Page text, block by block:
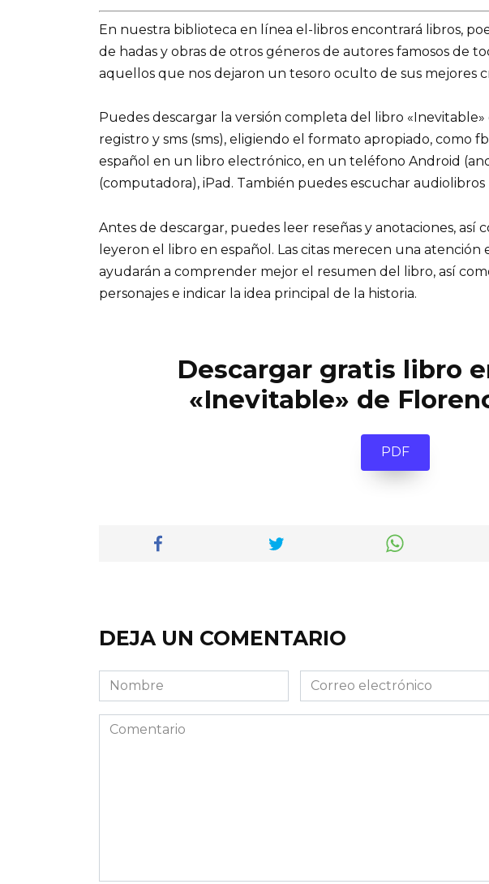
En nuestra biblioteca en línea el-libros encontrará libros,
de hadas y obras de otros géneros de autores famosos de
aquellos que nos dejaron un tesoro oculto de sus mejores
Puedes descargar la versión completa del libro «Inevitable»
registro y sms (sms), eligiendo el formato apropiado, como
español en un libro electrónico, en un teléfono Android
(computadora), iPad. También puedes escuchar audiolibros
Antes de descargar, puedes leer reseñas y anotaciones, así
leyeron el libro en español. Las citas merecen una atención
ayudarán a comprender mejor el resumen del libro, así
personajes e indicar la idea principal de la historia.
Descargar gratis libro
«Inevitable» de
PDF
DEJA UN COMENTARIO
Nombre
Correo
electrónico
Comentario